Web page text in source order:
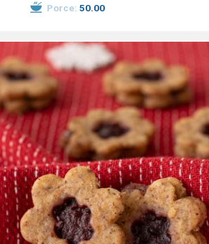
Porce: 50.00